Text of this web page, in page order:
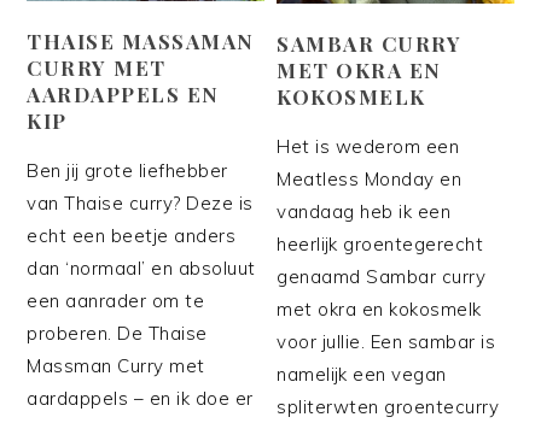
THAISE MASSAMAN
CURRY MET
AARDAPPELS EN
KIP
Ben jij grote liefhebber
van Thaise curry? Deze is
echt een beetje anders
dan ‘normaal’ en absoluut
een aanrader om te
proberen. De Thaise
Massman Curry met
aardappels – en ik doe er
SAMBAR CURRY
MET OKRA EN
KOKOSMELK
Het is wederom een
Meatless Monday en
vandaag heb ik een
heerlijk groentegerecht
genaamd Sambar curry
met okra en kokosmelk
voor jullie. Een sambar is
namelijk een vegan
spliterwten groentecurry